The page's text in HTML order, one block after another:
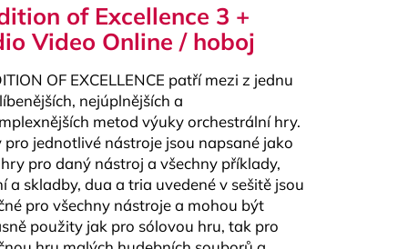
of Excellence 3 +
Video Online / hoboj
OF EXCELLENCE patří mezi z jednu
nejúplnějších a
metod výuky orchestrální hry.
pro jednotlivé nástroje jsou napsané jako
pro daný nástroj a všechny příklady,
a skladby, dua a tria uvedené v sešitě jsou
pro všechny nástroje a mohou být
použity jak pro sólovou hru, tak pro
Nasledujúce